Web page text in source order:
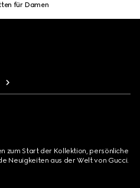
für Damen
zum Start der Kollektion, persönliche
Neuigkeiten aus der Welt von Gucci.